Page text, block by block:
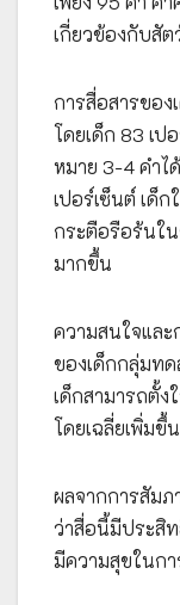
เกี่ยวข้องกับสัต
การสื่อสารขอ
โดยเด็ก 83 เป
หมาย 3-4 คำไ
เปอร์เซ็นต์ เด็
กระตือรือร้นใ
มากขึ้น
ความสนใจแล
ของเด็กกลุ่มท
เด็กสามารถตั้ง
โดยเฉลี่ยเพิ่มขึ้
ผลจากการสัม
ว่าสื่อนี้มีประสิท
มีความสุขในก